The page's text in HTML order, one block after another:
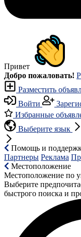
Привет
Добро пожаловать!
Разместить
Войти
Избранные
Выберите язык
Помощь и
Партнеры Реклама
Местоположение
Местоположение по
Выберите
быстрого поиска и